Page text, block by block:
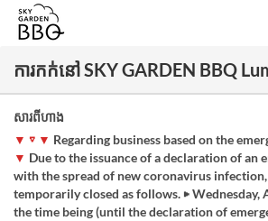
ការកក់នៅ SKY GARDEN BBQ
សារពីហាង
▼ ▽ ▼ Regarding business based on the
▼ Due to the issuance of a declaration of an
with the spread of new coronavirus
temporarily closed as follows. ▶
the time being (until the declaration of